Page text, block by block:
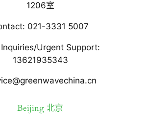
1206室
021-3331 5007
Urgent Support:
13621935343
Beijing 北京